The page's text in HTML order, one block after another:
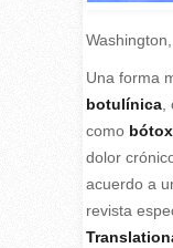
Una forma
botulínica,
como
dolor
acuerdo a
revista